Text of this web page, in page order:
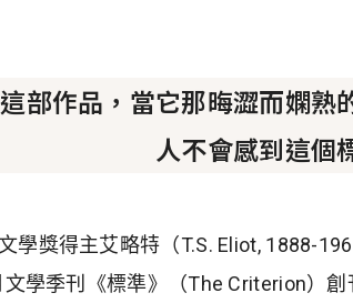
這部作品，當它那晦澀而嫻
人不會感到這
學獎得主艾略特（T.S. Eliot, 1888-
學季刊《標準》（The Criterion）